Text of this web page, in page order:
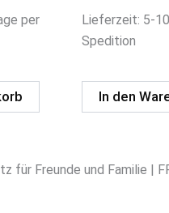
per
Lieferzeit: 5-
Spedition
In den
für Freunde und Familie |